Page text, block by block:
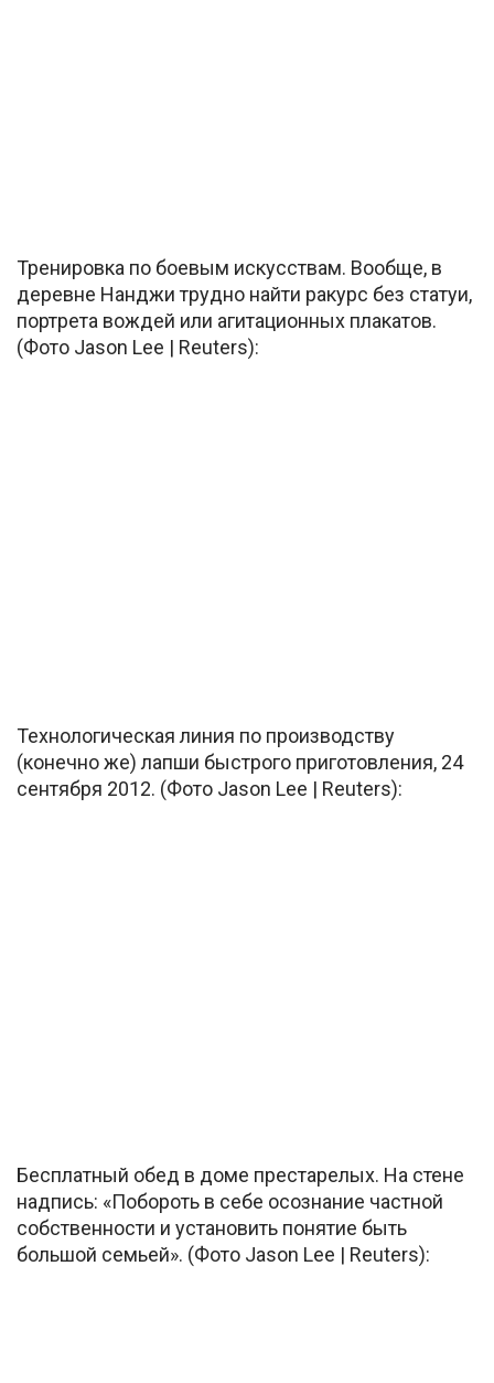
Тренировка по боевым искусствам. Вообще, в
деревне Нанджи трудно найти ракурс без статуи,
портрета вождей или агитационных плакатов.
(Фото Jason Lee | Reuters):
Технологическая линия по производству
(конечно же) лапши быстрого приготовления, 24
сентября 2012. (Фото Jason Lee | Reuters):
Бесплатный обед в доме престарелых. На стене
надпись: «Побороть в себе осознание частной
собственности и установить понятие быть
большой семьей». (Фото Jason Lee | Reuters):